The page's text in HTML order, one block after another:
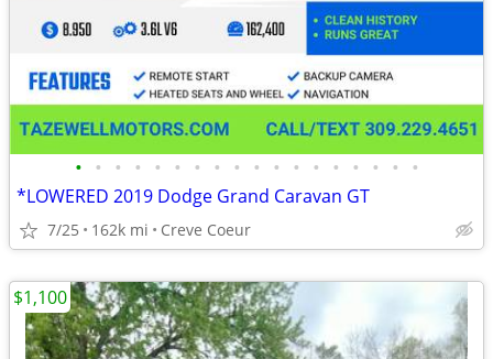
• • • • • • • • • • • • • • • • • •
*LOWERED 2019 Dodge Grand Caravan GT
7/25 162k mi Creve Coeur
$1,100